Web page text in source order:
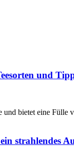
und
bietet eine
strahlendes